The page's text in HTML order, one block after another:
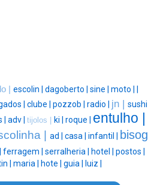
| escolin | dagoberto | sine | moto |
| clube | pozzob | radio | jn | sushi
| adv | tijolos | ki | roque | entulho |
| ad | casa | infantil |
bisog
ferragem | serralheria | hotel | postos |
| maria | hote | guia | luiz |